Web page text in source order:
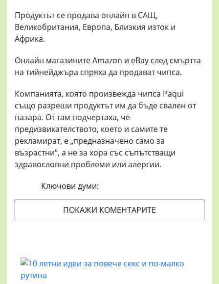
Продуктът се продава онлайн в САЩ,
Великобритания, Европа, Близкия изток и
Африка.
Онлайн магазините Amazon и eBay след смъртта
на тийнейджъра спряха да продават чипса.
Компанията, която произвежда чипса Paqui
също разреши продуктът им да бъде свален от
пазара. От там подчертаха, че
предизвикателството, което и самите те
рекламират, е „предназначено само за
възрастни“, а не за хора със съпътстващи
здравословни проблеми или алергии.
Ключови думи:
ПОКАЖИ КОМЕНТАРИТЕ